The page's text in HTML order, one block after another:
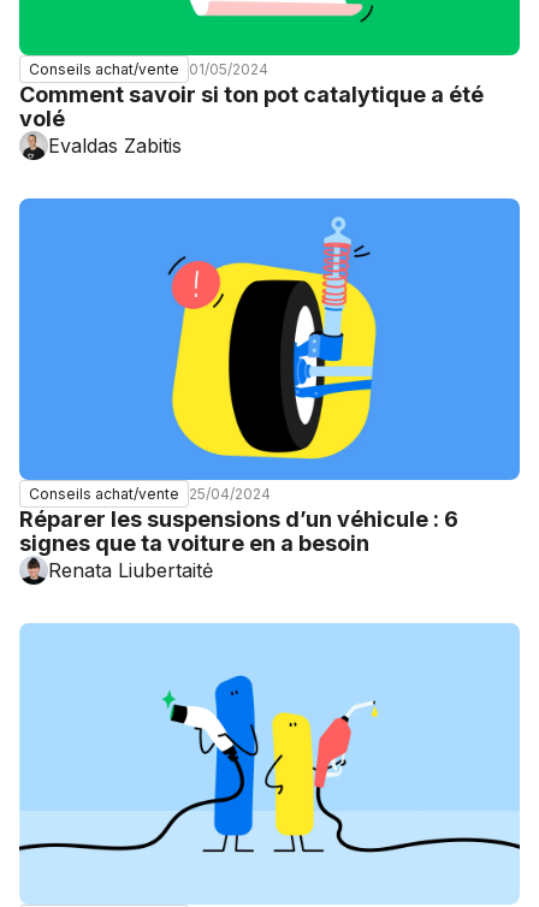
Conseils achat/vente 01/05/2024
Comment savoir si ton pot catalytique a été
volé
Evaldas Zabitis
Conseils achat/vente 25/04/2024
Réparer les suspensions d’un véhicule : 6
signes que ta voiture en a besoin
Renata Liubertaitė